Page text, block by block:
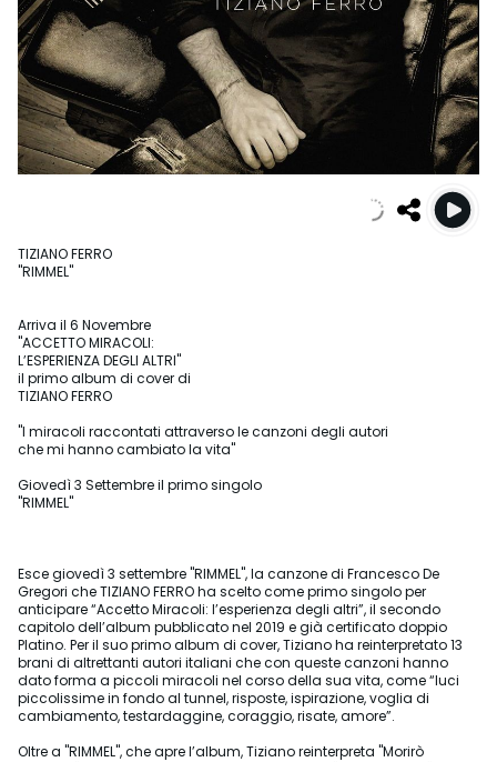
TIZIANO FERRO
"RIMMEL"
Arriva il 6 Novembre
"ACCETTO MIRACOLI:
L’ESPERIENZA DEGLI ALTRI"
il primo album di cover di
TIZIANO FERRO
"I miracoli raccontati attraverso le canzoni degli autori
che mi hanno cambiato la vita"
Giovedì 3 Settembre il primo singolo
"RIMMEL"
Esce giovedì 3 settembre "RIMMEL", la canzone di Francesco De
Gregori che TIZIANO FERRO ha scelto come primo singolo per
anticipare “Accetto Miracoli: l’esperienza degli altri”, il secondo
capitolo dell’album pubblicato nel 2019 e già certificato doppio
Platino. Per il suo primo album di cover, Tiziano ha reinterpretato 13
brani di altrettanti autori italiani che con queste canzoni hanno
dato forma a piccoli miracoli nel corso della sua vita, come “luci
piccolissime in fondo al tunnel, risposte, ispirazione, voglia di
cambiamento, testardaggine, coraggio, risate, amore”.
Oltre a "RIMMEL", che apre l’album, Tiziano reinterpreta "Morirò